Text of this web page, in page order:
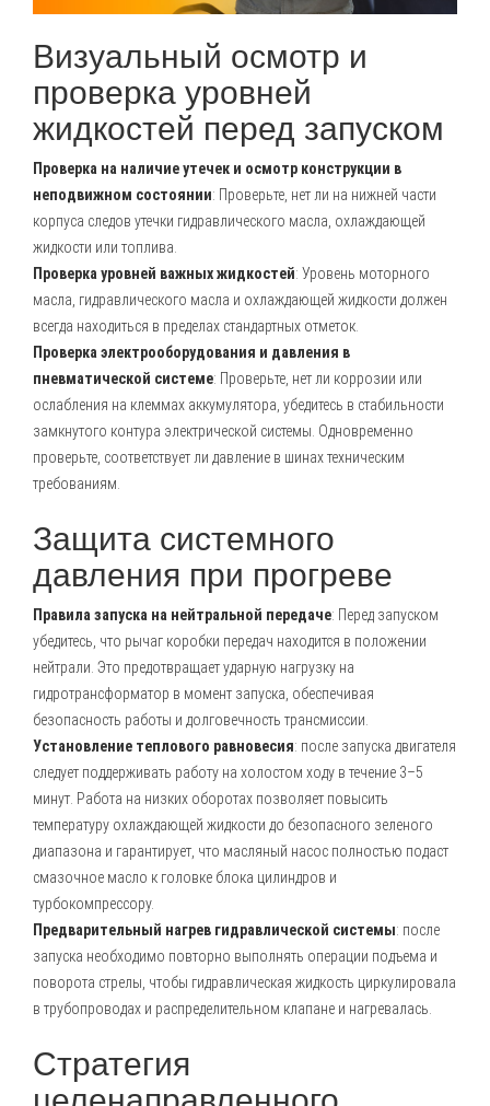
Визуальный осмотр и
проверка уровней
жидкостей перед запуском
Проверка на наличие утечек и осмотр конструкции в
неподвижном состоянии: Проверьте, нет ли на нижней части
корпуса следов утечки гидравлического масла, охлаждающей
жидкости или топлива.
Проверка уровней важных жидкостей: Уровень моторного
масла, гидравлического масла и охлаждающей жидкости должен
всегда находиться в пределах стандартных отметок.
Проверка электрооборудования и давления в
пневматической системе: Проверьте, нет ли коррозии или
ослабления на клеммах аккумулятора, убедитесь в стабильности
замкнутого контура электрической системы. Одновременно
проверьте, соответствует ли давление в шинах техническим
требованиям.
Защита системного
давления при прогреве
Правила запуска на нейтральной передаче: Перед запуском
убедитесь, что рычаг коробки передач находится в положении
нейтрали. Это предотвращает ударную нагрузку на
гидротрансформатор в момент запуска, обеспечивая
безопасность работы и долговечность трансмиссии.
Установление теплового равновесия: после запуска двигателя
следует поддерживать работу на холостом ходу в течение 3–5
минут. Работа на низких оборотах позволяет повысить
температуру охлаждающей жидкости до безопасного зеленого
диапазона и гарантирует, что масляный насос полностью подаст
смазочное масло к головке блока цилиндров и
турбокомпрессору.
Предварительный нагрев гидравлической системы: после
запуска необходимо повторно выполнять операции подъема и
поворота стрелы, чтобы гидравлическая жидкость циркулировала
в трубопроводах и распределительном клапане и нагревалась.
Стратегия